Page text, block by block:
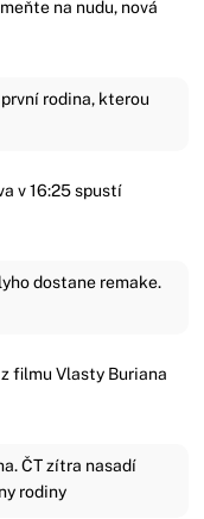
na nudu, nová
rodina, kterou
v 16:25 spustí
dostane remake.
filmu Vlasty Buriana
ČT zítra nasadí
rodiny